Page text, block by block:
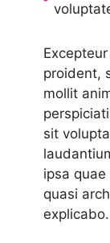
proident,
mollit
sit
ipsa
quasi
explicabo.